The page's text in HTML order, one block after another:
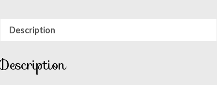
Description
Description